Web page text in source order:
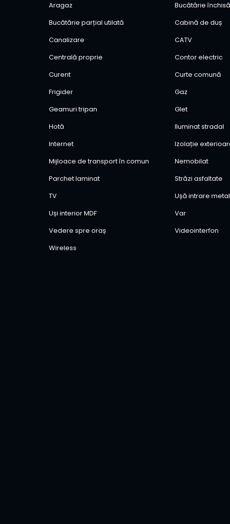
Aragaz
Bucătărie închisă
Bucătărie parțial utilată
Cabină de duș
Canalizare
CATV
Centrală proprie
Contor electric
Curent
Curte comună
Frigider
Gaz
Geamuri tripan
Glet
Hotă
Iluminat stradal
Internet
Izolație
Mijloace de transport în comun
Nemobilat
Parchet laminat
Străzi asfaltate
TV
Ușă intrare metal
Uși interior MDF
Var
Vedere spre oraș
Videointerfon
Wireless